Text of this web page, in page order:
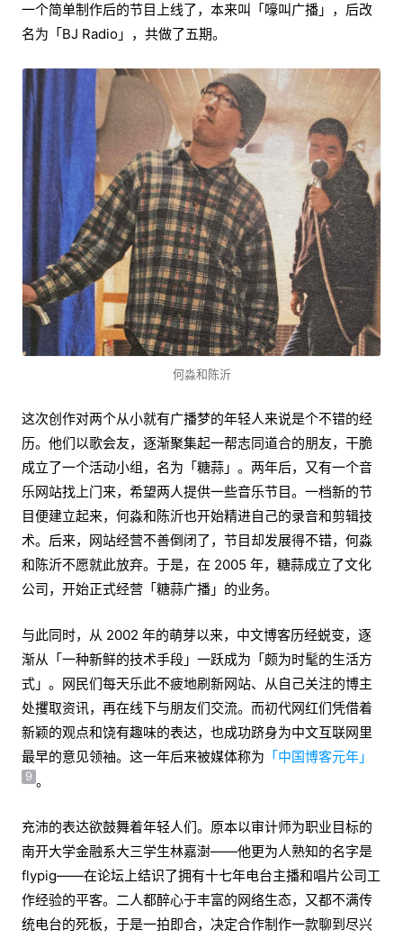
一个简单制作后的节目上线了，本来叫「嚎叫广播」，后改
名为「BJ Radio」，共做了五期。
何淼和陈沂
这次创作对两个从小就有广播梦的年轻人来说是个不错的经
历。他们以歌会友，逐渐聚集起一帮志同道合的朋友，干脆
成立了一个活动小组，名为「糖蒜」。两年后，又有一个音
乐网站找上门来，希望两人提供一些音乐节目。一档新的节
目便建立起来，何淼和陈沂也开始精进自己的录音和剪辑技
术。后来，网站经营不善倒闭了，节目却发展得不错，何淼
和陈沂不愿就此放弃。于是，在 2005 年，糖蒜成立了文化
公司，开始正式经营「糖蒜广播」的业务。
与此同时，从 2002 年的萌芽以来，中文博客历经蜕变，逐
渐从「一种新鲜的技术手段」一跃成为「颇为时髦的生活方
式」。网民们每天乐此不疲地刷新网站、从自己关注的博主
处攫取资讯，再在线下与朋友们交流。而初代网红们凭借着
新颖的观点和饶有趣味的表达，也成功跻身为中文互联网里
最早的意见领袖。这一年后来被媒体称为 「中国博客元年」
9 。
充沛的表达欲鼓舞着年轻人们。原本以审计师为职业目标的
南开大学金融系大三学生林嘉澍——他更为人熟知的名字是
flypig——在论坛上结识了拥有十七年电台主播和唱片公司工
作经验的平客。二人都醉心于丰富的网络生态，又都不满传
统电台的死板，于是一拍即合，决定合作制作一款聊到尽兴